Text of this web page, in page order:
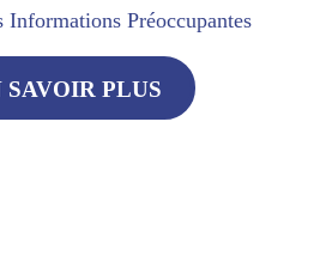
Informations Préoccupantes
SAVOIR PLUS